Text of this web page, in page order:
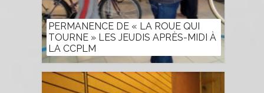
PERMANENCE DE « LA ROUE QUI
TOURNE » LES JEUDIS APRÈS-MIDI À
LA CCPLM